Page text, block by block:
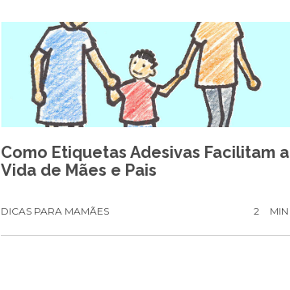
Como Etiquetas Adesivas Facilitam a
Vida de Mães e Pais
DICAS PARA MAMÃES 2 MIN